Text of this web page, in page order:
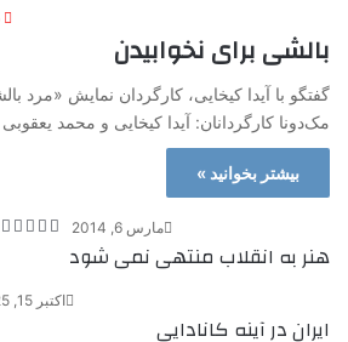
بالشی برای نخوابیدن
گفتگو با آیدا کیخایی، کارگردان نمایش «مرد
مک‌دونا کارگردانان: آیدا کیخایی و محمد
بیشتر بخوانید »
مارس 6, 2014
هنر به انقلاب منتهی نمی شود
اکتبر 15, 2025
ایران در آینه کانادایی